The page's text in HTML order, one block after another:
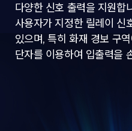
다양한 신호 출력을 지원합
사용자가 지정한 릴레이 신
있으며, 특히 화재 경보 구
단자를 이용하여 입출력을